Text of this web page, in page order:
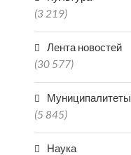
(3 219)
Лента новостей
(30 577)
Муниципалитеты
(5 845)
Наука